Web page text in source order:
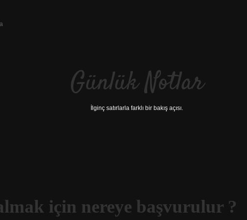
Günlük Notlar
İlginç satırlarla farklı bir bakış açısı.
için nereye başvurulur ?